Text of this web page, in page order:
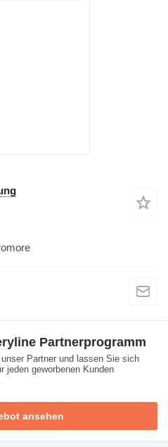
Partnerprogramm
Partner und lassen Sie sich
jeden geworbenen Kunden
ansehen